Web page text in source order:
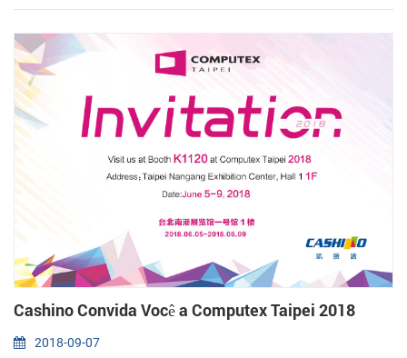
Cashino Convida Você a Computex Taipei 2018
2018-09-07